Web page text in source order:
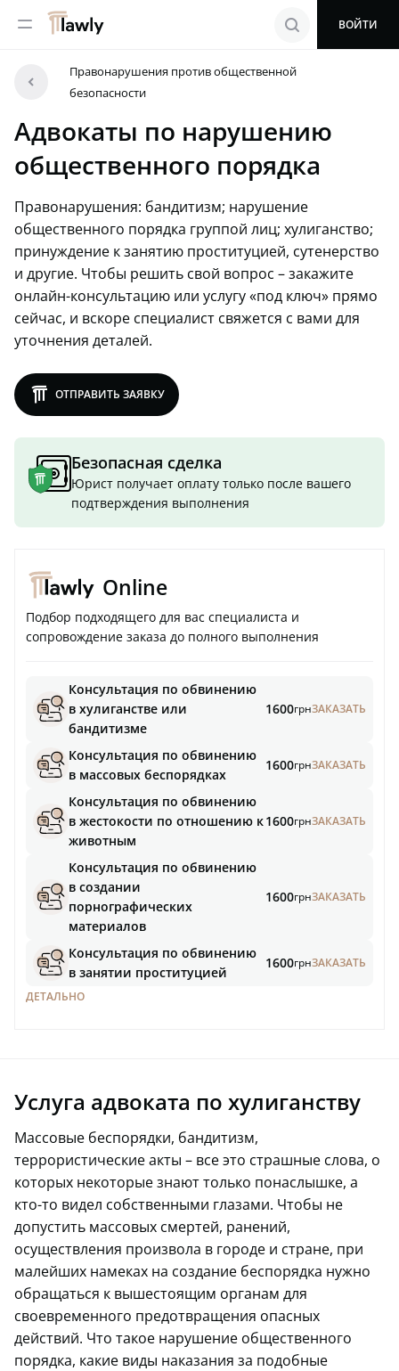
menu search ВОЙТИ
arrowleft
Правонарушения против общественной
безопасности
Адвокаты по нарушению
общественного порядка
Правонарушения: бандитизм; нарушение
общественного порядка группой лиц; хулиганство;
принуждение к занятию проституцией, сутенерство
и другие. Чтобы решить свой вопрос – закажите
онлайн-консультацию или услугу «под ключ» прямо
сейчас, и вскоре специалист свяжется с вами для
уточнения деталей.
lawly ОТПРАВИТЬ ЗАЯВКУ
Безопасная сделка
Юрист получает оплату только после вашего
подтверждения выполнения
Online
Подбор подходящего для вас специалиста и
сопровождение заказа до полного выполнения
Консультация по обвинению
в хулиганстве или
бандитизме
1600грнЗАКАЗАТЬ
Консультация по обвинению
в массовых беспорядках
1600грнЗАКАЗАТЬ
Консультация по обвинению
в жестокости по отношению к
животным
1600грнЗАКАЗАТЬ
Консультация по обвинению
в создании
порнографических
материалов
1600грнЗАКАЗАТЬ
Консультация по обвинению
в занятии проституцией
1600грнЗАКАЗАТЬ
ДЕТАЛЬНО
Услуга адвоката по хулиганству
Массовые беспорядки, бандитизм,
террористические акты – все это страшные слова, о
которых некоторые знают только понаслышке, а
кто-то видел собственными глазами. Чтобы не
допустить массовых смертей, ранений,
осуществления произвола в городе и стране, при
малейших намеках на создание беспорядка нужно
обращаться к вышестоящим органам для
своевременного предотвращения опасных
действий. Что такое нарушение общественного
порядка, какие виды наказания за подобные